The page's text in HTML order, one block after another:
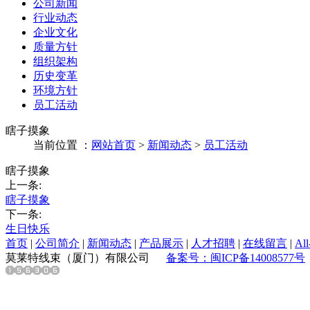
公司新闻
行业动态
企业文化
质量方针
组织架构
历史变革
环境方针
员工活动
瞎子摸象
当前位置 ： 网站首页 > 新闻动态 > 员工活动
瞎子摸象
上一条:
瞎子摸象
下一条:
生日快乐
首页 | 公司简介 | 新闻动态 | 产品展示 | 人才招聘 | 在线留言 |
莫莱特线束（厦门）有限公司 备案号：闽ICP备14008577号